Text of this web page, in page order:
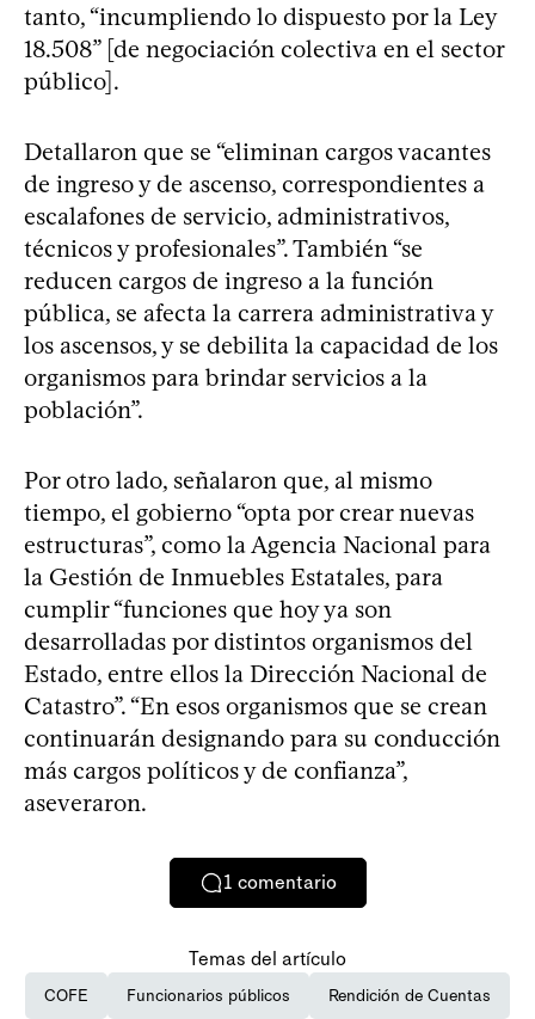
tanto, “incumpliendo lo dispuesto por la Ley
18.508” [de negociación colectiva en el sector
público].
Detallaron que se “eliminan cargos vacantes
de ingreso y de ascenso, correspondientes a
escalafones de servicio, administrativos,
técnicos y profesionales”. También “se
reducen cargos de ingreso a la función
pública, se afecta la carrera administrativa y
los ascensos, y se debilita la capacidad de los
organismos para brindar servicios a la
población”.
Por otro lado, señalaron que, al mismo
tiempo, el gobierno “opta por crear nuevas
estructuras”, como la Agencia Nacional para
la Gestión de Inmuebles Estatales, para
cumplir “funciones que hoy ya son
desarrolladas por distintos organismos del
Estado, entre ellos la Dirección Nacional de
Catastro”. “En esos organismos que se crean
continuarán designando para su conducción
más cargos políticos y de confianza”,
aseveraron.
1 comentario
Temas del artículo
COFE Funcionarios públicos Rendición de Cuentas